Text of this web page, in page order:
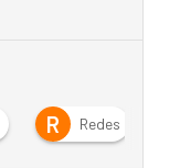
R Redes